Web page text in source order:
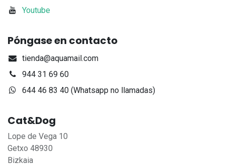
Youtube
Póngase en contacto
tienda@aquamail.com
944 31 69 60
644 46 83 40 (Whatsapp no llamadas)
Cat&Dog
Lope de Vega 10
Getxo 48930
Bizkaia